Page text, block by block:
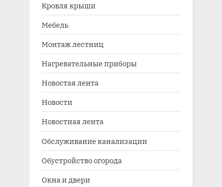
Кровля крыши
Мебель
Монтаж лестниц
Нагревательные приборы
Новостая лента
Новости
Новостная лента
Обслуживание канализации
Обустройство огорода
Окна и двери